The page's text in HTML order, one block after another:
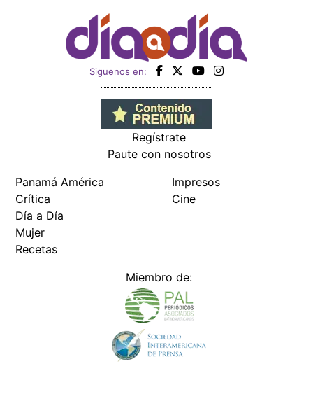
Siguenos en:
Regístrate
Paute con nosotros
Panamá América
Crítica
Día a Día
Mujer
Recetas
Impresos
Cine
Miembro de: